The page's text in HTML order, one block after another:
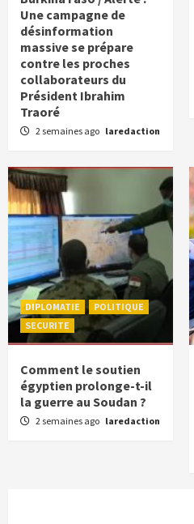
Une campagne de
désinformation
massive se prépare
contre les proches
collaborateurs du
Président Ibrahim
Traoré
2 semaines ago laredaction
DIPLOMATIE
POLITIQUE
SECURITE
Comment le soutien
égyptien prolonge-t-il
la guerre au Soudan ?
2 semaines ago laredaction